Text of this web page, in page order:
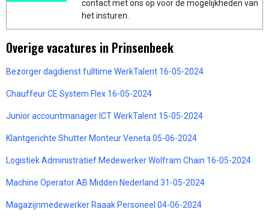
contact met ons op voor de mogelijkheden van
het insturen.
Overige vacatures in Prinsenbeek
Bezorger dagdienst fulltime WerkTalent 16-05-2024
Chauffeur CE System Flex 16-05-2024
Junior accountmanager ICT WerkTalent 15-05-2024
Klantgerichte Shutter Monteur Veneta 05-06-2024
Logistiek Administratief Medewerker Wolfram Chain 16-05-2024
Machine Operator AB Midden Nederland 31-05-2024
Magazijnmedewerker Raaak Personeel 04-06-2024